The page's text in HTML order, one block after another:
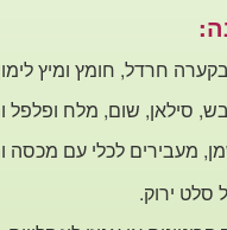
חרדל, חומץ ומיץ
סילאן, שום, מלח ופלפל
מעבירים לכלי עם מכסה
סלט ירוק.